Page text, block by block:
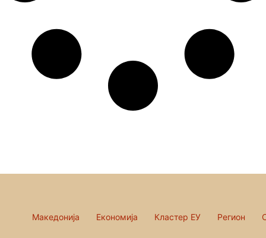
Македонија Економија Кластер ЕУ Регион